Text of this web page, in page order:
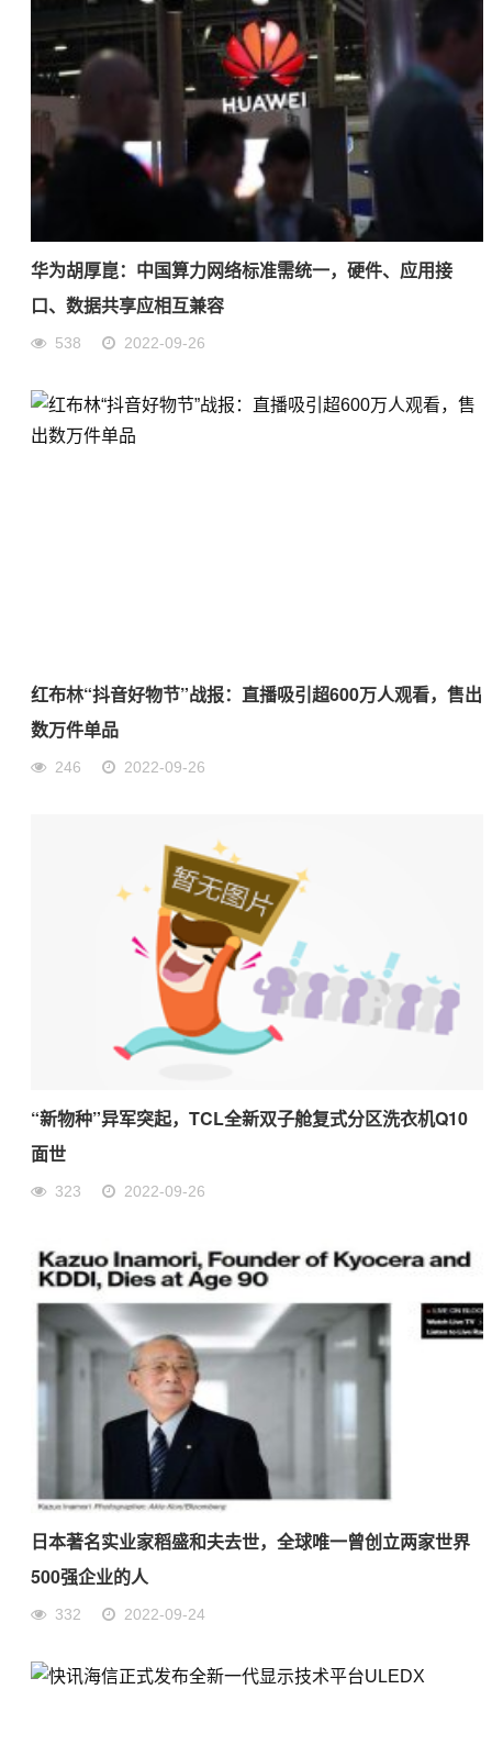
华为胡厚崑：中国算力网络标准需统一，硬件、应用接
口、数据共享应相互兼容
538 2022-09-26
红布林“抖音好物节”战报：直播吸引超600万人观看，售出
数万件单品
246 2022-09-26
“新物种”异军突起，TCL全新双子舱复式分区洗衣机Q10
面世
323 2022-09-26
日本著名实业家稻盛和夫去世，全球唯一曾创立两家世界
500强企业的人
332 2022-09-24